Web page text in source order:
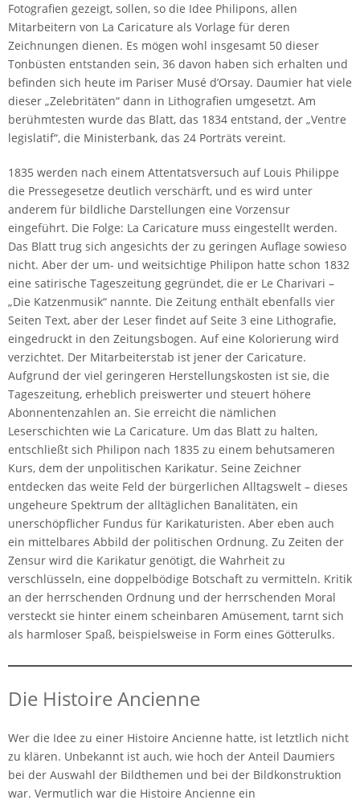
Fotografien gezeigt, sollen, so die Idee Philipons, allen
Mitarbeitern von La Caricature als Vorlage für deren
Zeichnungen dienen. Es mögen wohl insgesamt 50 dieser
Tonbüsten entstanden sein, 36 davon haben sich erhalten und
befinden sich heute im Pariser Musé d’Orsay. Daumier hat viele
dieser „Zelebritäten“ dann in Lithografien umgesetzt. Am
berühmtesten wurde das Blatt, das 1834 entstand, der „Ventre
legislatif“, die Ministerbank, das 24 Porträts vereint.
1835 werden nach einem Attentatsversuch auf Louis Philippe
die Pressegesetze deutlich verschärft, und es wird unter
anderem für bildliche Darstellungen eine Vorzensur
eingeführt. Die Folge: La Caricature muss eingestellt werden.
Das Blatt trug sich angesichts der zu geringen Auflage sowieso
nicht. Aber der um- und weitsichtige Philipon hatte schon 1832
eine satirische Tageszeitung gegründet, die er Le Charivari –
„Die Katzenmusik“ nannte. Die Zeitung enthält ebenfalls vier
Seiten Text, aber der Leser findet auf Seite 3 eine Lithografie,
eingedruckt in den Zeitungsbogen. Auf eine Kolorierung wird
verzichtet. Der Mitarbeiterstab ist jener der Caricature.
Aufgrund der viel geringeren Herstellungskosten ist sie, die
Tageszeitung, erheblich preiswerter und steuert höhere
Abonnentenzahlen an. Sie erreicht die nämlichen
Leserschichten wie La Caricature. Um das Blatt zu halten,
entschließt sich Philipon nach 1835 zu einem behutsameren
Kurs, dem der unpolitischen Karikatur. Seine Zeichner
entdecken das weite Feld der bürgerlichen Alltagswelt – dieses
ungeheure Spektrum der alltäglichen Banalitäten, ein
unerschöpflicher Fundus für Karikaturisten. Aber eben auch
ein mittelbares Abbild der politischen Ordnung. Zu Zeiten der
Zensur wird die Karikatur genötigt, die Wahrheit zu
verschlüsseln, eine doppelbödige Botschaft zu vermitteln. Kritik
an der herrschenden Ordnung und der herrschenden Moral
versteckt sie hinter einem scheinbaren Amüsement, tarnt sich
als harmloser Spaß, beispielsweise in Form eines Götterulks.
Die Histoire Ancienne
Wer die Idee zu einer Histoire Ancienne hatte, ist letztlich nicht
zu klären. Unbekannt ist auch, wie hoch der Anteil Daumiers
bei der Auswahl der Bildthemen und bei der Bildkonstruktion
war. Vermutlich war die Histoire Ancienne ein